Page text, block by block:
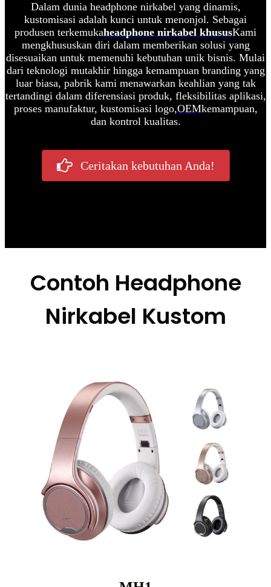
Dalam dunia headphone nirkabel yang dinamis,
kustomisasi adalah kunci untuk menonjol. Sebagai
produsen terkemukaheadphone nirkabel khususKami
mengkhususkan diri dalam memberikan solusi yang
disesuaikan untuk memenuhi kebutuhan unik bisnis. Mulai
dari teknologi mutakhir hingga kemampuan branding yang
luar biasa, pabrik kami menawarkan keahlian yang tak
tertandingi dalam diferensiasi produk, fleksibilitas aplikasi,
proses manufaktur, kustomisasi logo,OEMkemampuan,
dan kontrol kualitas.
Ceritakan kebutuhan Anda!
Contoh Headphone
Nirkabel Kustom